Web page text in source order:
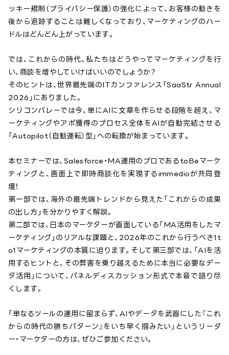
ッキー規制（プライバシー保護）の強化によって、お客様の動きを
後から追跡することは難しくなっており、マーケティングのハー
ドルはどんどん上がっています。
では、これからの時代、私たちはどうやってマーケティングを行
い、商談を増やしていけばいいのでしょうか？
そのヒントは、世界最先端のITカンファレンス「SaaStr Annual
2026」にありました。
シリコンバレーでは今、単にAIに文章を作らせる段階を超え、マ
ーケティングやアポ獲得のプロセス全体をAIが自動完結させる
「Autopilot（自動運転）型」への転換が始まっています。
本セミナーでは、Salesforce・MA運用のプロであるtoBeマーケ
ティングと、画面上で即時商談化を実現するimmedioが共同登
壇！
第一部では、海外の最先端トレンドから見えた「これからの成果
の出し方」を分かりやすく解説。
第二部では、日本のマーケターが直面している「MA活用をしたマ
ーケティング」のリアルな課題と、2026年のこれから行うべき1t
o1マーケティングの本質に迫ります。そして第三部では、「AIを活
用するヒントと、その弊害を乗り越えるために本当に必要なデー
タ活用」について、パネルディスカッション形式で本音で語り尽
くします。
「単なるツールの運用に留まらず、AIやデータを武器にした『これ
からの時代の勝ちパターン』をいち早く掴みたい」というリーダ
ー・マーケターの方は、ぜひご参加ください。